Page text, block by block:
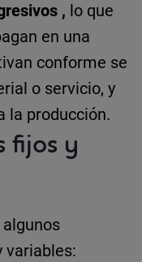
, lo que
en una
conforme se
o servicio, y
la producción.
fijos y
variables: